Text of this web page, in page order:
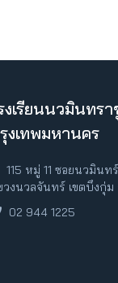
งเรียนนวมินทร
งเทพมหานคร
115 หมู่ 11 ซอยนวมิน
วงนวลจันทร์ เขตบึงกุ่
02 944 1225